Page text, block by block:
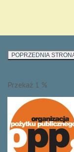
Przekaż 1 %